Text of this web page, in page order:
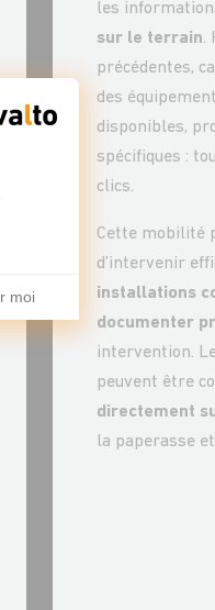
les
sur le terrain.
précédentes,
des
disponibles,
spécifiques :
clics.
Cette mobilité
d’intervenir
installations
documenter
intervention.
peuvent être
directement
la paperasse
:
moi